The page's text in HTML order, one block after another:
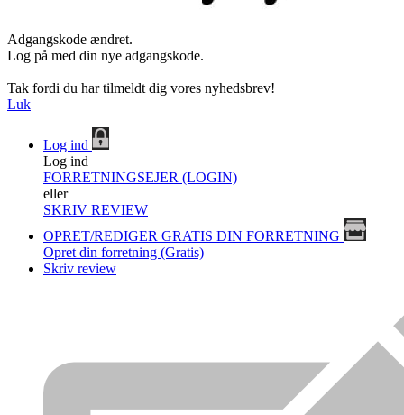
Adgangskode ændret.
Log på med din nye adgangskode.
Tak fordi du har tilmeldt dig vores nyhedsbrev!
Luk
Log ind
Log ind
FORRETNINGSEJER (LOGIN)
eller
SKRIV REVIEW
OPRET/REDIGER GRATIS DIN FORRETNING
Opret din forretning (Gratis)
Skriv review